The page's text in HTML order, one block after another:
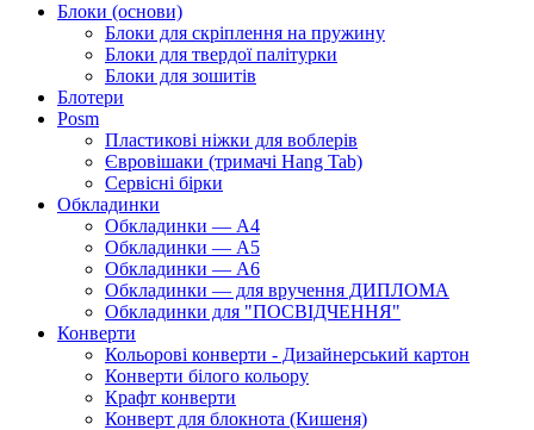
Блоки (основи)
Блоки для скріплення на пружину
Блоки для твердої палітурки
Блоки для зошитів
Блотери
Posm
Пластикові ніжки для воблерів
Євровішаки (тримачі Hang Tab)
Сервісні бірки
Обкладинки
Обкладинки — А4
Обкладинки — А5
Обкладинки — А6
Обкладинки — для вручення ДИПЛОМА
Обкладинки для "ПОСВІДЧЕННЯ"
Конверти
Кольорові конверти - Дизайнерський картон
Конверти білого кольору
Крафт конверти
Конверт для блокнота (Кишеня)